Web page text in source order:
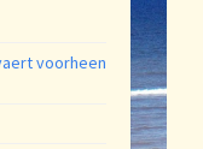
voorheen